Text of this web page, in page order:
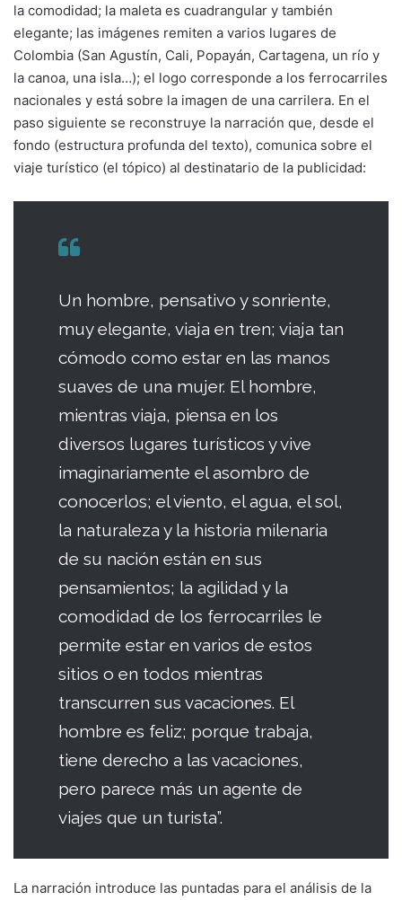
la comodidad; la maleta es cuadrangular y también
elegante; las imágenes remiten a varios lugares de
Colombia (San Agustín, Cali, Popayán, Cartagena, un río y
la canoa, una isla…); el logo corresponde a los ferrocarriles
nacionales y está sobre la imagen de una carrilera. En el
paso siguiente se reconstruye la narración que, desde el
fondo (estructura profunda del texto), comunica sobre el
viaje turístico (el tópico) al destinatario de la publicidad:
Un hombre, pensativo y sonriente,
muy elegante, viaja en tren; viaja tan
cómodo como estar en las manos
suaves de una mujer. El hombre,
mientras viaja, piensa en los
diversos lugares turísticos y vive
imaginariamente el asombro de
conocerlos; el viento, el agua, el sol,
la naturaleza y la historia milenaria
de su nación están en sus
pensamientos; la agilidad y la
comodidad de los ferrocarriles le
permite estar en varios de estos
sitios o en todos mientras
transcurren sus vacaciones. El
hombre es feliz; porque trabaja,
tiene derecho a las vacaciones,
pero parece más un agente de
viajes que un turista”.
La narración introduce las puntadas para el análisis de la